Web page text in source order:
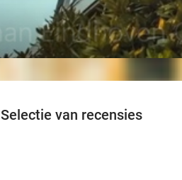
Selectie van recensies